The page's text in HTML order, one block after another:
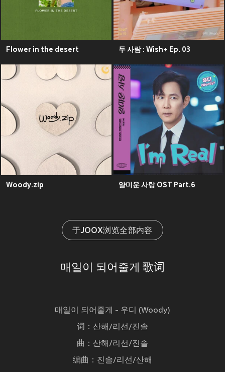
Flower in the desert 두 사람 : Wish+ Ep. 03
Woody.zip 얄미운 사랑 OST Part.6
于JOOX浏览全部内容
매일이 되어줄게 歌词
매일이 되어줄게 - 우디 (Woody)
词：산해/리선/진솔
曲：산해/리선/진솔
编曲：진솔/리선/산해